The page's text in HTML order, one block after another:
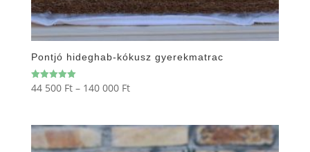
Pontjó hideghab-kókusz gyerekmatrac
Értékelés:
5.00
44 500 Ft – 140 000 FtÁrtartomány: